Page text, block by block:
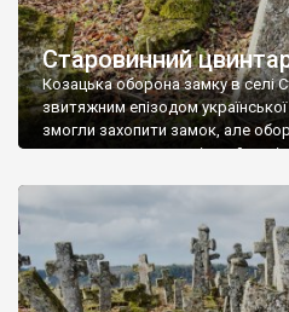
Старовинний
Козацька оборона замку в селі
звитяжним епізодом української
змогли захопити замок, але
поховали на цвинтарі, який
ньому чимало хрестів 19